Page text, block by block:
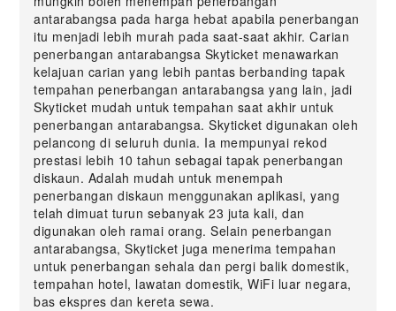
antarabangsa pada harga hebat apabila penerbangan
itu menjadi lebih murah pada saat-saat akhir. Carian
penerbangan antarabangsa Skyticket menawarkan
kelajuan carian yang lebih pantas berbanding tapak
tempahan penerbangan antarabangsa yang lain, jadi
Skyticket mudah untuk tempahan saat akhir untuk
penerbangan antarabangsa. Skyticket digunakan oleh
pelancong di seluruh dunia. Ia mempunyai rekod
prestasi lebih 10 tahun sebagai tapak penerbangan
diskaun. Adalah mudah untuk menempah
penerbangan diskaun menggunakan aplikasi, yang
telah dimuat turun sebanyak 23 juta kali, dan
digunakan oleh ramai orang. Selain penerbangan
antarabangsa, Skyticket juga menerima tempahan
untuk penerbangan sehala dan pergi balik domestik,
tempahan hotel, lawatan domestik, WiFi luar negara,
bas ekspres dan kereta sewa.